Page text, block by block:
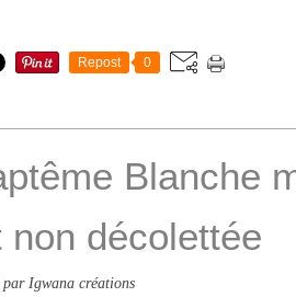
Repost 0
Blanche
non décolettée
par Igwana créations